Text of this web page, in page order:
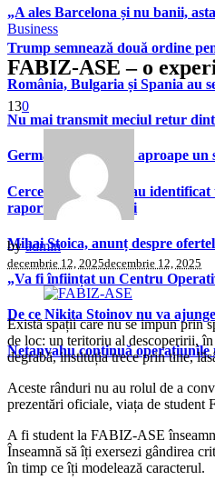
„A ales Barcelona și nu banii,
Trump semnează două ordine
România, Bulgaria și Spania au
Nu mai transmit meciul retur
Germania generează aproape
Cercetătorii Google au
raportează la oameni
Mihai Stoica, anunț despre
„Va fi înființat un Centru
De ce Nikita Stoinov nu va
Netanyahu continuă
Business
FABIZ-ASE – o
130
byadmin
decembrie 12, 2025decembrie 12, 2025
Există spații care nu se impun prin
de loc: un teritoriu al descoperirii,
degrabă, instituția trece prin tine,
Aceste rânduri nu au rolul de a
prezentări oficiale, viața de student
A fi student la FABIZ-ASE
Înseamnă să îți exersezi gândirea
în timp ce îți modelează caracterul.